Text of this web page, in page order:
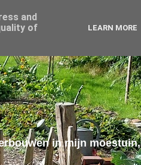
in mijn moestuin,
and
of
LEARN MORE